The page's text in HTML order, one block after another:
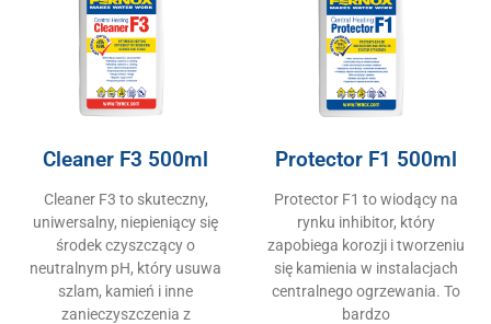
Cleaner F3 500ml
Cleaner F3 to skuteczny,
uniwersalny, niepieniący się
środek czyszczący o
neutralnym pH, który usuwa
szlam, kamień i inne
zanieczyszczenia z
Protector F1 500ml
Protector F1 to wiodący na
rynku inhibitor, który
zapobiega korozji i tworzeniu
się kamienia w instalacjach
centralnego ogrzewania. To
bardzo